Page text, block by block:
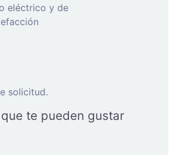
eléctrico y de
solicitud.
te pueden gustar